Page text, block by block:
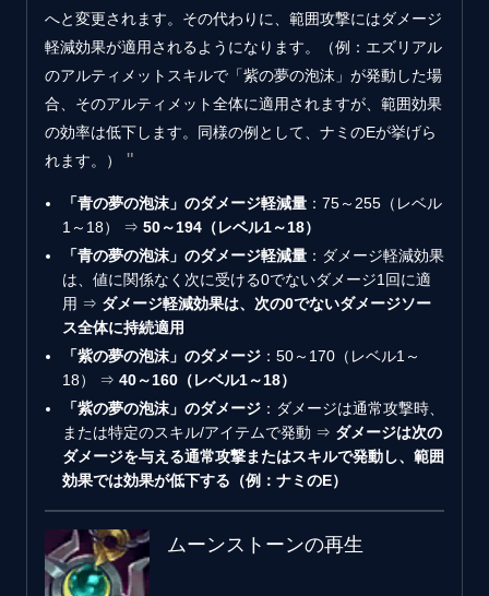
へと変更されます。その代わりに、範囲攻撃にはダメージ
軽減効果が適用されるようになります。（例：エズリアル
のアルティメットスキルで「紫の夢の泡沫」が発動した場
合、そのアルティメット全体に適用されますが、範囲効果
の効率は低下します。同様の例として、ナミのEが挙げら
れます。）
「青の夢の泡沫」のダメージ軽減量 ：75～255（レベル
1～18） ⇒ 50～194（レベル1～18）
「青の夢の泡沫」のダメージ軽減量 ：ダメージ軽減効果
は、値に関係なく次に受ける0でないダメージ1回に適
用 ⇒ ダメージ軽減効果は、次の0でないダメージソー
ス全体に持続適用
「紫の夢の泡沫」のダメージ ：50～170（レベル1～
18） ⇒ 40～160（レベル1～18）
「紫の夢の泡沫」のダメージ ：ダメージは通常攻撃時、
または特定のスキル/アイテムで発動 ⇒ ダメージは次の
ダメージを与える通常攻撃またはスキルで発動し、範囲
効果では効果が低下する（例：ナミのE）
ムーンストーンの再生